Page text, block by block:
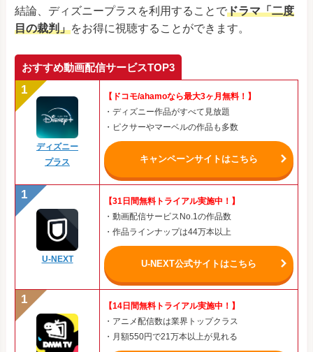
結論、ディズニープラスを利用することでドラマ「二度
目の裁判」をお得に視聴することができます。
おすすめ動画配信サービスTOP3
ディズニー
プラス
【ドコモ/ahamoなら最大3ヶ月無料！】
・ディズニー作品がすべて見放題
・ピクサーやマーベルの作品も多数
キャンペーンサイトはこちら
U-NEXT
【31日間無料トライアル実施中！】
・動画配信サービスNo.1の作品数
・作品ラインナップは44万本以上
U-NEXT公式サイトはこちら
【14日間無料トライアル実施中！】
・アニメ配信数は業界トップクラス
・月額550円で21万本以上が見れる